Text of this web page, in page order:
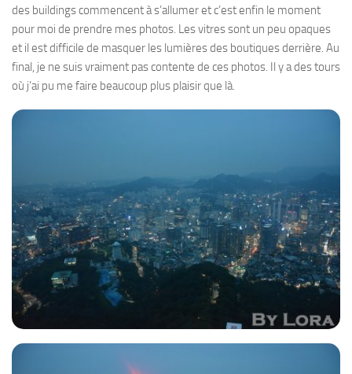
des buildings commencent à s’allumer et c’est enfin le moment
pour moi de prendre mes photos. Les vitres sont un peu opaques
et il est difficile de masquer les lumières des boutiques derrière. Au
final, je ne suis vraiment pas contente de ces photos. Il y a des tours
où j’ai pu me faire beaucoup plus plaisir que là.